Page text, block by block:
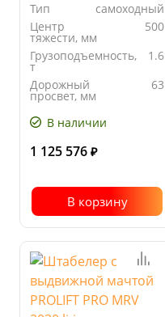
Тип
самоходный
Центр
тяжести, мм
500
Грузоподъемность,
т
1.6
Дорожный
просвет, мм
63
В наличии
1 125 576 ₽
В корзину